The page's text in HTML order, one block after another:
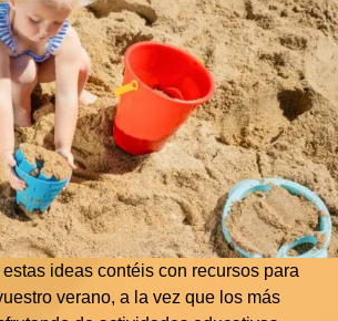
ideas contéis con recursos para
verano, a la vez que los más